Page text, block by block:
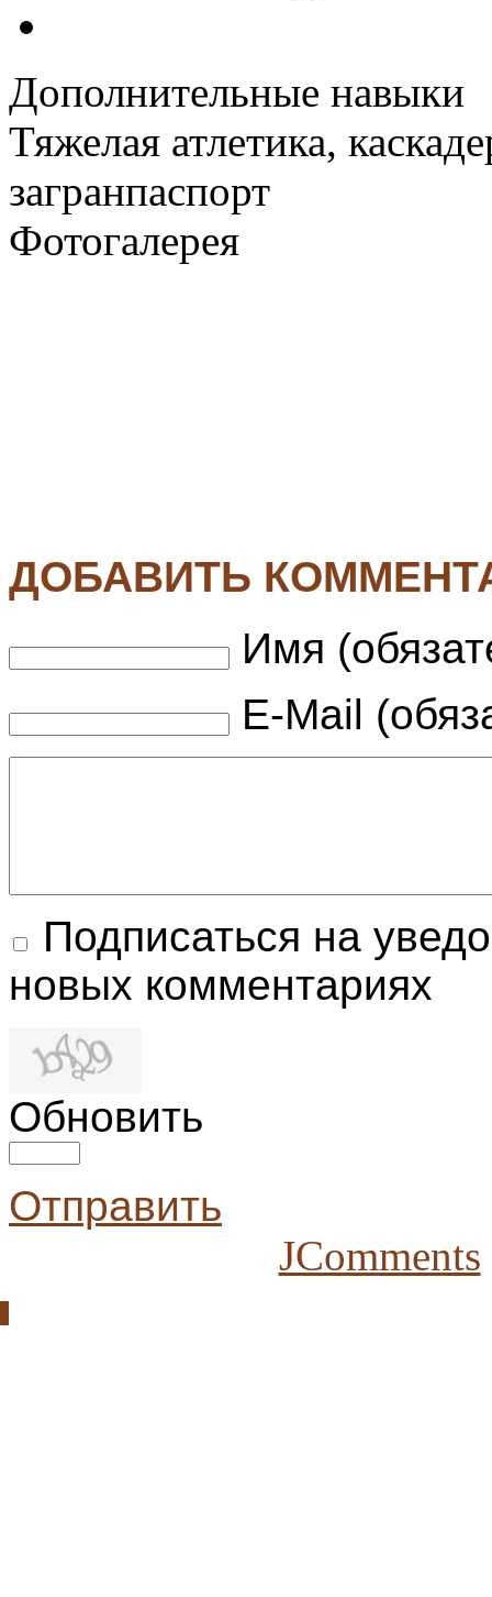
Дополнительные навыки
Тяжелая атлетика,
загранпаспорт
Фотогалерея
ДОБАВИТЬ
Имя
E-Mail
Подписаться на
новых комментариях
Обновить
Отправить
JComments